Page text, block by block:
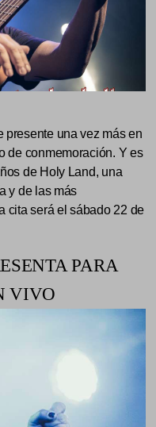
presente una vez más en
de conmemoración. Y es
de Holy Land, una
y de las más
cita será el sábado 22 de
PARA
VIVO